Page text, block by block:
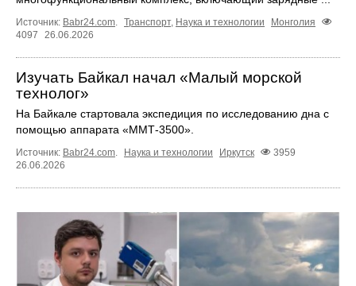
Источник: Babr24.com Транспорт, Наука и технологии
Монголия
4097
26.06.2026
Изучать Байкал начал «Малый морской
технолог»
На Байкале стартовала экспедиция по исследованию дна с
помощью аппарата «ММТ‑3500».
Источник: Babr24.com. Наука и технологии Иркутск
3959
26.06.2026